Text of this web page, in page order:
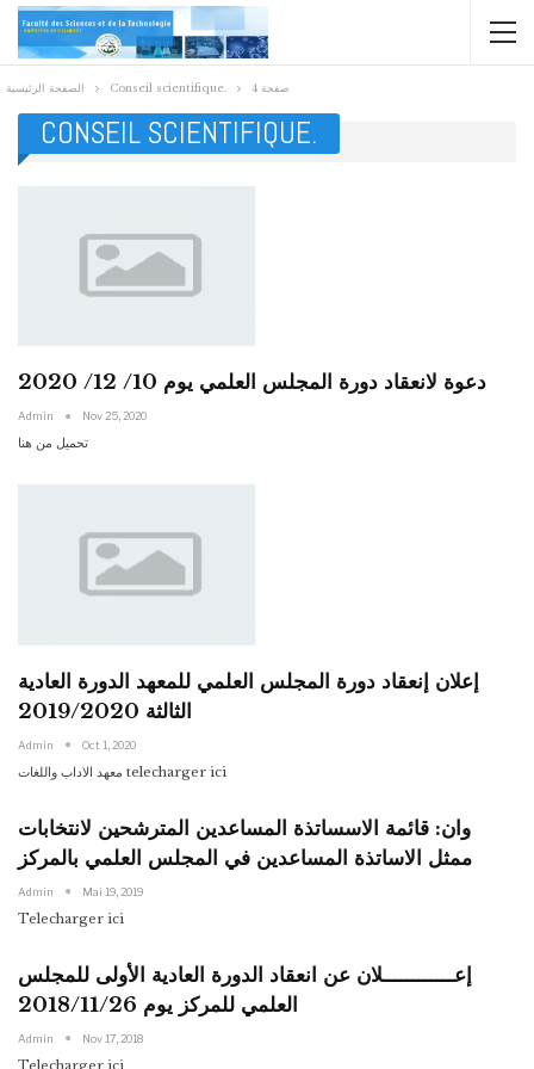
الصفحة الرئيسية Conseil scientifique. صفحة 4
CONSEIL SCIENTIFIQUE.
دعوة لانعقاد دورة المجلس العلمي يوم 10/ 12/ 2020
Admin Nov 25, 2020
تحميل من هنا
إعلان إنعقاد دورة المجلس العلمي للمعهد الدورة العادية
الثالثة 2019/2020
Admin Oct 1, 2020
معهد الاداب واللغات telecharger ici
وان: قائمة الاسساتذة المساعدين المترشحين لانتخابات
ممثل الاساتذة المساعدين في المجلس العلمي بالمركز
Admin Mai 19, 2019
Telecharger ici
إعــــــــــــلان عن انعقاد الدورة العادية الأولى للمجلس
العلمي للمركز يوم 2018/11/26
Admin Nov 17, 2018
Telecharger ici